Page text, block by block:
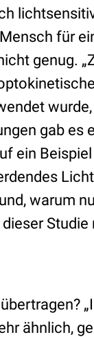
für
genug.
gab es
ein Beispiel
warum
Studie
ähnlich,